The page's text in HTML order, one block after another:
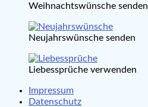
Weihnachtswünsche senden
Neujahrswünsche senden
Liebessprüche verwenden
Impressum
Datenschutz